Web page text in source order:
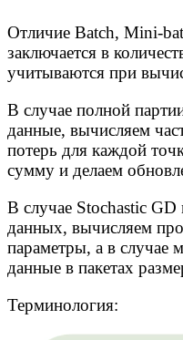
Отличие Batch, Mini-
заключается в
учитываются при
В случае полной
данные, вычисляем
потерь для каждой
сумму и делаем
В случае Stochastic
данных, вычисляем
параметры, а в случае
данные в пакетах
Терминология: